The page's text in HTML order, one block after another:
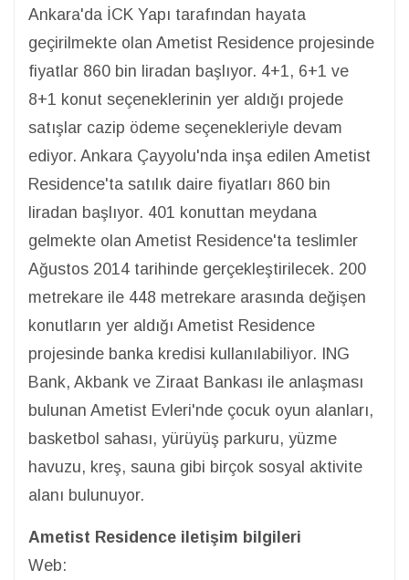
Ankara'da İCK Yapı tarafından hayata
geçirilmekte olan Ametist Residence projesinde
fiyatlar 860 bin liradan başlıyor. 4+1, 6+1 ve
8+1 konut seçeneklerinin yer aldığı projede
satışlar cazip ödeme seçenekleriyle devam
ediyor. Ankara Çayyolu'nda inşa edilen Ametist
Residence'ta satılık daire fiyatları 860 bin
liradan başlıyor. 401 konuttan meydana
gelmekte olan Ametist Residence'ta teslimler
Ağustos 2014 tarihinde gerçekleştirilecek. 200
metrekare ile 448 metrekare arasında değişen
konutların yer aldığı Ametist Residence
projesinde banka kredisi kullanılabiliyor. ING
Bank, Akbank ve Ziraat Bankası ile anlaşması
bulunan Ametist Evleri'nde çocuk oyun alanları,
basketbol sahası, yürüyüş parkuru, yüzme
havuzu, kreş, sauna gibi birçok sosyal aktivite
alanı bulunuyor.
Ametist Residence iletişim bilgileri
Web: